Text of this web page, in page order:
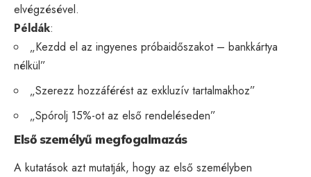
elvégzésével.
Példák:
„Kezdd el az ingyenes próbaidőszakot – bankkártya
nélkül”
„Szerezz hozzáférést az exkluzív tartalmakhoz”
„Spórolj 15%-ot az első rendeléseden”
Első személyű megfogalmazás
A kutatások azt mutatják, hogy az első személyben